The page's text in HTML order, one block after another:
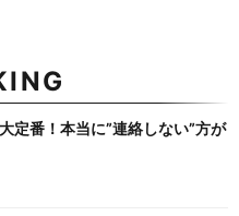
定番！本当に”連絡しない”方が